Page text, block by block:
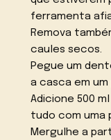
ferramenta
Remova
caules secos.
Pegue um
a casca em um
Adicione 500
tudo com uma
Mergulhe a